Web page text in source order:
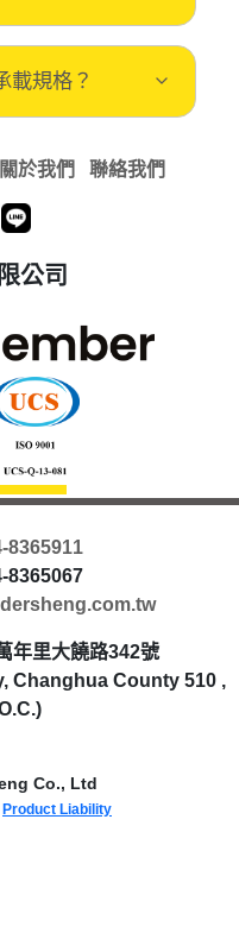
載規格？
關於我們 聯絡我們
公司
8365911
8365067
年里大饒路342號
Changhua County 510 ,
Co., Ltd
Product Liability